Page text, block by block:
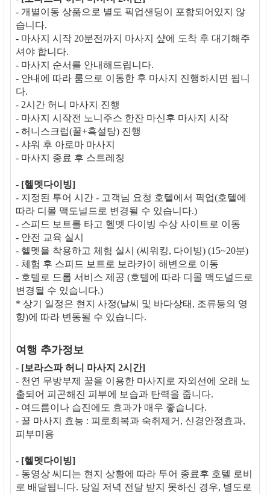
- 개별이동 상품으로 별도 픽업샌딩이 포함되어있지 않
습니다.
- 마사지 시작 20분전까지 마사지 샾에 도착 후 대기해주
셔야 합니다.
- 마사지 순서를 안내해드립니다.
- 안내에 따라 룸으로 이동한 후 마사지 진행하시면 됩니
다.
- 2시간 허니 마사지 진행
- 마사지 시작전 노니주스 한잔 마신후 마사지 시작
- 허니스크럽(꿀+흑설탕) 진행
- 샤워 후 아로마 마사지
- 마사지 종료 후 스트레칭
- [헬멧다이빙]
- 지정된 투어 시간 - 고객님 요청 호텔에서 픽업(호텔에
따라 디몰 맥도널드로 변경될 수 있습니다.)
- 스피드 보트를 타고 헬멧 다이빙 수상 사이트로 이동
- 안전 교육 실시
- 헬멧을 착용하고 체험 실시 (씨워킹, 다이빙) (15~20분)
- 체험 후 스피드 보트로 보라카이 해변으로 이동
- 호텔로 드롭 서비스 제공 (호텔에 따라 디몰 맥도널드로
변경될 수 있습니다.)
* 상기 일정은 현지 사정(날씨 및 바다상태, 조류등의 영
향)에 따라 변동될 수 있습니다.
여행 추가정보
- [보라스파 허니 마사지 2시간]
- 천연 무방부제 꿀을 이용한 마사지로 자외선에 오래 노
출되어 피곤해진 피부에 보습과 탄력을 줍니다.
- 여드름이나 습진에도 효과가 매우 좋습니다.
- 꿀 마사지 효능 : 피로회복과 숙취제거, 신경안정효과,
피부미용
- [헬멧다이빙]
- 동영상 씨디는 현지 상황에 따라 투어 종료후 호텔 로비
로 배달됩니다. 당일 저녁 전달 받지 못하신 경우, 별도로